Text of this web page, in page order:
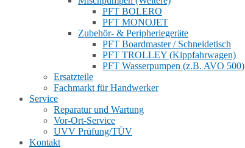
PFT BOLERO
PFT MONOJET
Zubehör- & Peripheriegeräte
PFT Boardmaster / Schneidetisch
PFT TROLLEY (Kippfahrwagen)
PFT Wasserpumpen (z.B. AVO 500)
Ersatzteile
Fachmarkt für Handwerker
Service
Reparatur und Wartung
Vor-Ort-Service
UVV Prüfung/TÜV
Kontakt